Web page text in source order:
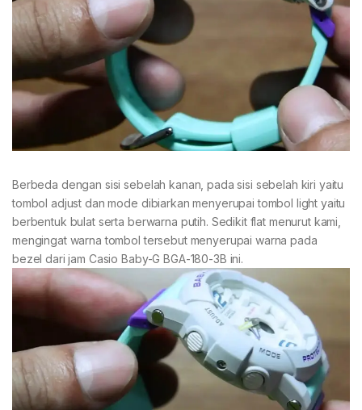
Berbeda dengan sisi sebelah kanan, pada sisi sebelah kiri yaitu
tombol adjust dan mode dibiarkan menyerupai tombol light yaitu
berbentuk bulat serta berwarna putih. Sedikit flat menurut kami,
mengingat warna tombol tersebut menyerupai warna pada
bezel dari jam Casio Baby-G BGA-180-3B ini.